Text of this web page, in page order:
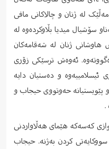
لە ژنان و چالاکانی مافی
سۆشیال میدیا بڵاوکردەوە لە
هاوشانی ژنان لە شەقامەکان
ئەوەش ترسێکی زۆری
ئیسلامییەوە و دەستیان دایە
پێویستیانە حەوتووی حیجاب و
.
کەسەکە هێمای هەڵاواردنی
کردن بەژنە. حیجاب